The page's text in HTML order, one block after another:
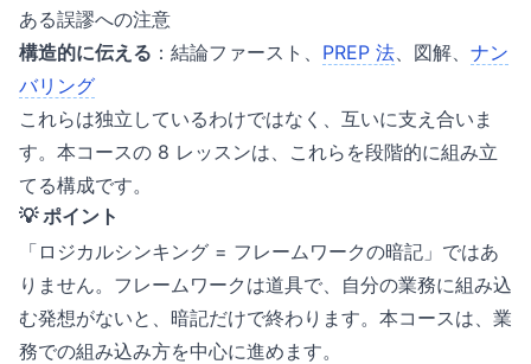
ある誤謬への注意
構造的に伝える ：結論ファースト、 PREP 法、図解、 ナン
バリング
これらは独立しているわけではなく、互いに支え合いま
す。本コースの 8 レッスンは、これらを段階的に組み立
てる構成です。
💡 ポイント
「ロジカルシンキング = フレームワークの暗記」ではあ
りません。フレームワークは道具で、自分の業務に組み込
む発想がないと、暗記だけで終わります。本コースは、業
務での組み込み方を中心に進めます。